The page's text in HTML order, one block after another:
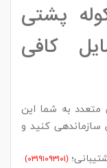
پشتی
کافی
به شما این
کنید و